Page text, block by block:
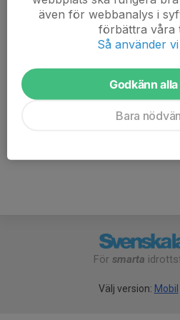
Adriano Maciel Bras
076-409 40 35
Jonas Johansson
Tränare
För smarta
Välj version: Mobil
även för webbanalys i
förbättra våra
Så använder
Godkänn
Bara